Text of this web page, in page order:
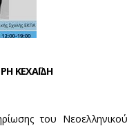
ΚΕΧΑΪΔΗ
του Νεοελληνικού